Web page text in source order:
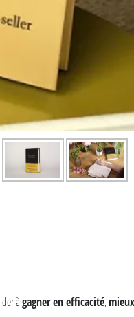
àgagner en efficacité,